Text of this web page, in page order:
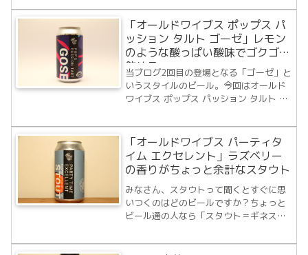
た。はい、オールドワイブス チョコ ウォ
ールナッツ ブラウニーです。
Nathan（ネイサン）、Mattias（マッ
ト）、J...
「オールドワイブス ポップス パ
ッション タルト ゴーゼ」レモン
のような酸っぱい酸味でゴクゴク
飲める。
当ブログ2回目の登場となる「ゴーゼ」と
いうスタイルのビール。今回はオールド
ワイブス ポップス パッション タルト ゴ
のビールは過去に2本飲みました。ブリュ
ワリー名もさることながら面白いビール
を作るなという印象の同ブリュワリー
。...
「オールドワイブス パーティタ
イム エクセレント」ラズベリー
の香りがちょっと余計なスタウト
みなさん、スタウトって聞くとすぐに思
いつくのはどのビールですか？ちょっと
ビール通の人なら「スタウト＝ギネスビ
んではないでしょうか。わたしはこのブ